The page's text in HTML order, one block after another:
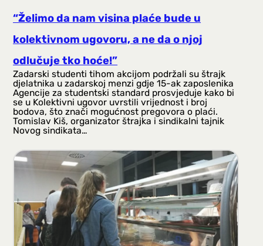
“Želimo da nam visina plaće bude u
kolektivnom ugovoru, a ne da o njoj
odlučuje tko hoće!”
Zadarski studenti tihom akcijom podržali su štrajk
djelatnika u zadarskoj menzi gdje 15-ak zaposlenika
Agencije za studentski standard prosvjeduje kako bi
se u Kolektivni ugovor uvrstili vrijednost i broj
bodova, što znači mogućnost pregovora o plaći.
Tomislav Kiš, organizator štrajka i sindikalni tajnik
Novog sindikata…